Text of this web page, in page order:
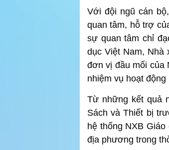
Với đội ngũ cán
quan tâm, hỗ trợ
sự quan tâm chỉ
dục Việt Nam, Nhà
đơn vị đầu mối của
nhiệm vụ hoạt
Từ những kết quả
Sách và Thiết bị
hệ thống NXB
địa phương trong